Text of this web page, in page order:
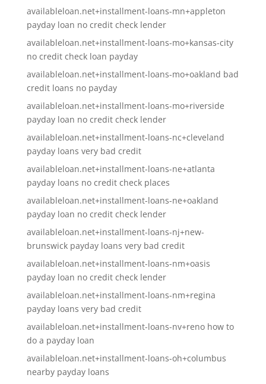
availableloan.net+installment-loans-mn+appleton
payday loan no credit check lender
availableloan.net+installment-loans-mo+kansas-city
no credit check loan payday
availableloan.net+installment-loans-mo+oakland bad
credit loans no payday
availableloan.net+installment-loans-mo+riverside
payday loan no credit check lender
availableloan.net+installment-loans-nc+cleveland
payday loans very bad credit
availableloan.net+installment-loans-ne+atlanta
payday loans no credit check places
availableloan.net+installment-loans-ne+oakland
payday loan no credit check lender
availableloan.net+installment-loans-nj+new-
brunswick payday loans very bad credit
availableloan.net+installment-loans-nm+oasis
payday loan no credit check lender
availableloan.net+installment-loans-nm+regina
payday loans very bad credit
availableloan.net+installment-loans-nv+reno how to
do a payday loan
availableloan.net+installment-loans-oh+columbus
nearby payday loans